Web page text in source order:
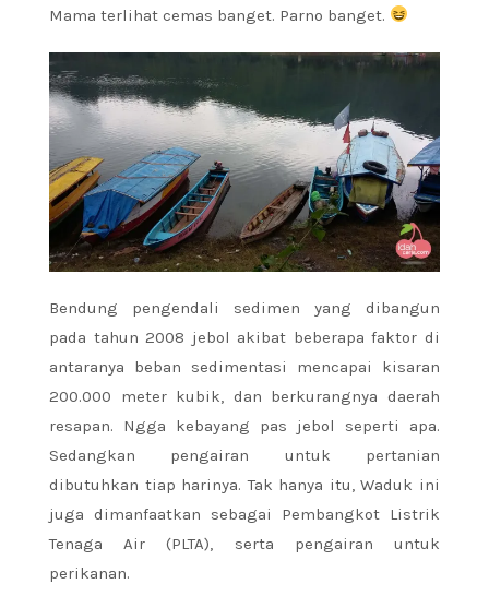
Mama terlihat cemas banget. Parno banget.
Bendung pengendali sedimen yang dibangun
pada tahun 2008 jebol akibat beberapa faktor di
antaranya beban sedimentasi mencapai kisaran
200.000 meter kubik, dan berkurangnya daerah
resapan. Ngga kebayang pas jebol seperti apa.
Sedangkan pengairan untuk pertanian
dibutuhkan tiap harinya. Tak hanya itu, Waduk ini
juga dimanfaatkan sebagai Pembangkot Listrik
Tenaga Air (PLTA), serta pengairan untuk
perikanan.